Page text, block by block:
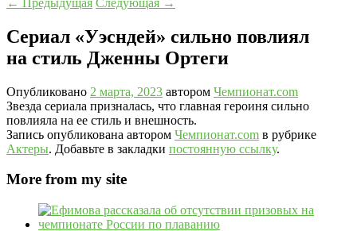
Сериал «Уэсндей» сильно повлиял
на стиль Дженны Ортеги
Опубликовано 2 марта, 2023 автором Чемпионат.com
Звезда сериала призналась, что главная героиня сильно
повлияла на ее стиль и внешность.
Запись опубликована автором Чемпионат.com в рубрике
Актеры. Добавьте в закладки постоянную ссылку.
More from my site